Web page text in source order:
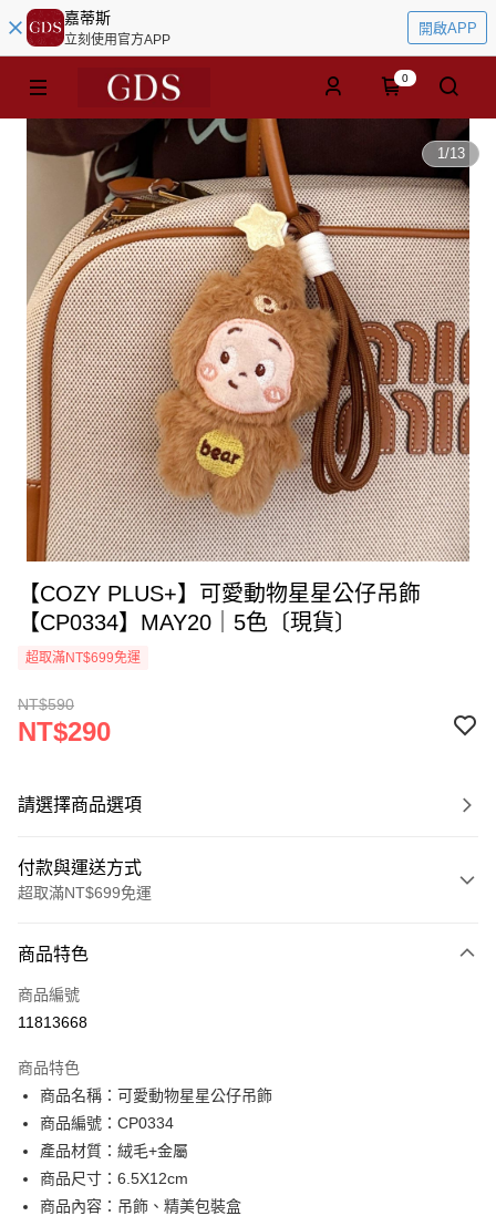
嘉蒂斯
立刻使用官方APP
開啟APP
0
1/13
【COZY PLUS+】可愛動物星星公仔吊飾
【CP0334】MAY20｜5色〔現貨〕
超取滿NT$699免運
NT$590
NT$290
請選擇商品選項
付款與運送方式
超取滿NT$699免運
信用卡一次付款
超商取貨付款
街口支付
AFTEE先享後付
相關說明
【關於「AFTEE先享後付」】
AFTEE先享後付是「在收到商品之後才付款」的支付方式。 讓您購物簡單
ATM付款
商品特色
商品編號
11813668
商品特色
商品名稱：可愛動物星星公仔吊飾
商品編號：CP0334
產品材質：絨毛+金屬
商品尺寸：6.5X12cm
商品內容：吊飾、精美包裝盒